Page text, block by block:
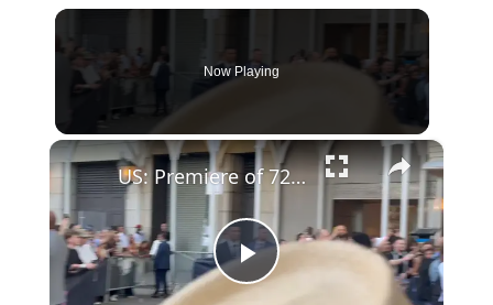
Now Playing
×
Play
US: Premiere of 72 Hours At Paris Theatre in Manhattan 2.